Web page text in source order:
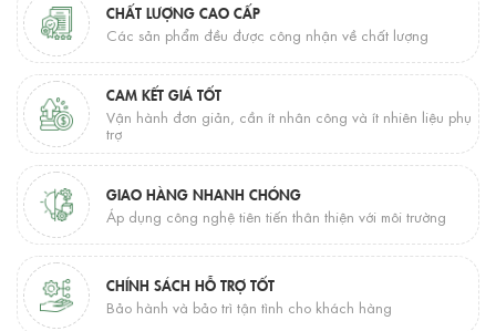
CHẤT LƯỢNG CAO CẤP
Các sản phẩm đều được công nhận về chất lượng
CAM KẾT GIÁ TỐT
Vận hành đơn giản, cần ít nhân công và ít nhiên liệu phụ
trợ
GIAO HÀNG NHANH CHÓNG
Áp dụng công nghệ tiên tiến thân thiện với môi trường
CHÍNH SÁCH HỖ TRỢ TỐT
Bảo hành và bảo trì tận tình cho khách hàng